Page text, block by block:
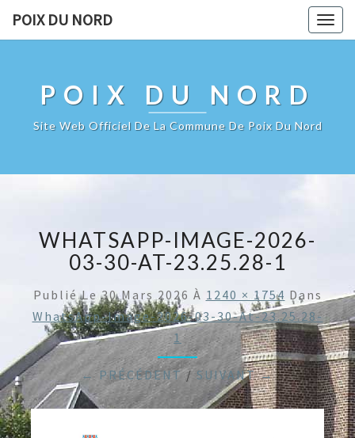
POIX DU NORD
POIX DU NORD
Site Web Officiel De La Commune De Poix Du Nord
WHATSAPP-IMAGE-2026-
03-30-AT-23.25.28-1
Publié Le30 Mars 2026 À 1240 × 1754 Dans
WhatsApp-Image-2026-03-30-At-23.25.28-
1
← PRÉCÉDENT/ SUIVANT →